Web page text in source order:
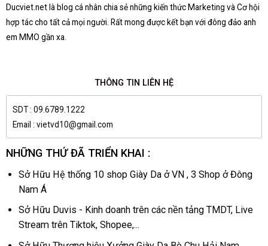
Ducviet.net là blog cá nhân chia sẻ những kiến thức Marketing và Cơ hội
hợp tác cho tất cả mọi người. Rất mong được kết bạn với đông đảo anh
em MMO gần xa.
THÔNG TIN LIÊN HỆ
SDT : 09.6789.1222
Email : vietvd10@gmail.com
NHỮNG THỨ ĐÃ TRIỂN KHAI :
Sở Hữu Hệ thống 10 shop Giày Da ở VN , 3 Shop ở Đông
Nam Á
Sở Hữu Duvis - Kinh doanh trên các nền tảng TMDT, Live
Stream trên Tiktok, Shopee,...